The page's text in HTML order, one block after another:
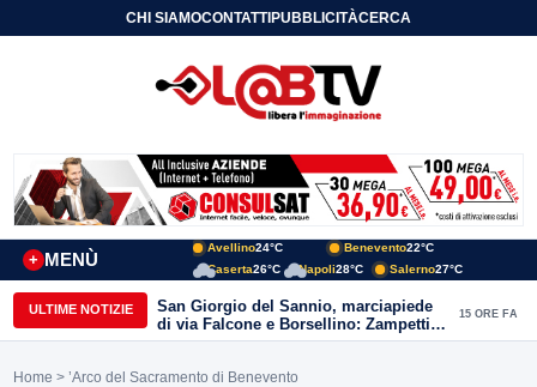
CHI SIAMOCONTATTIPUBBLICITÀCERCA
MENÙ
+
Avellino24°C Benevento22°C
Caserta26°C Napoli28°C Salerno27°C
ULTIME NOTIZIE
San Giorgio del Sannio, marciapiede
di via Falcone e Borsellino: Zampetti e
Lombardi replicano alle polemiche
15 ORE FA
Home > ’Arco del Sacramento di Benevento